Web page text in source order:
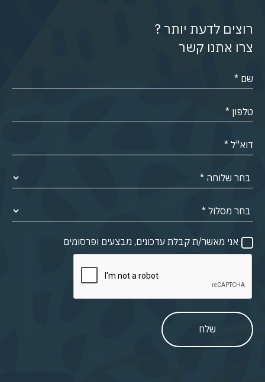
רוצים לדעת יותר ?
צרו אתנו קשר
אני מאשר/ת קבלת עדכונים, מבצעים ופרסומים
שלח